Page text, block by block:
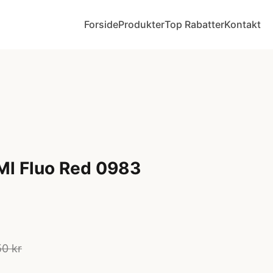
ForsideProdukterTop RabatterKontakt
Fluo Red 0983
kr